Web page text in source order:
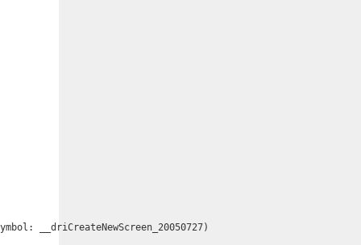
__driCreateNewScreen_20050727)